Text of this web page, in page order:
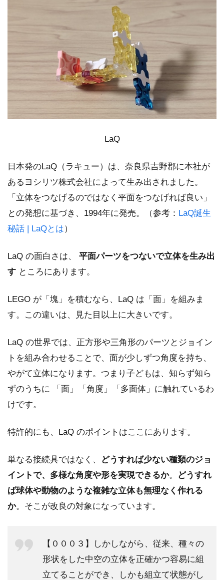
LaQ
日本発のLaQ（ラキュー）は、奈良県吉野郡に本社が
あるヨシリツ株式会社によって生み出されました。
「立体をつなげるのではなく平面をつなげれば良い」
との発想に基づき、1994年に発売。（参考： LaQ誕生
秘話 | LaQとは）
LaQ の面白さは、 平面パーツをつないで立体を生み出
す ところにあります。
LEGO が「塊」を積むなら、LaQ は「面」を組みま
す。この違いは、見た目以上に大きいです。
LaQ の世界では、正方形や三角形のパーツとジョイン
トを組み合わせることで、面が少しずつ角度を持ち、
やがて立体になります。つまり子どもは、知らず知ら
ずのうちに 「面」「角度」「多面体」に触れているわ
けです。
特許的にも、LaQ のポイントはここにあります。
単なる接続具ではなく、
どうすれば少ない種類のジョ
イントで、多様な角度や形を実現できるか。
どうすれ
ば球体や動物のような複雑な立体も無理なく作れる
か。そこが改良の対象になっています。
【０００３】しかしながら、従来、種々の
形状をした中空の立体を正確かつ容易に組
立てることができ、しかも組立て状態がし